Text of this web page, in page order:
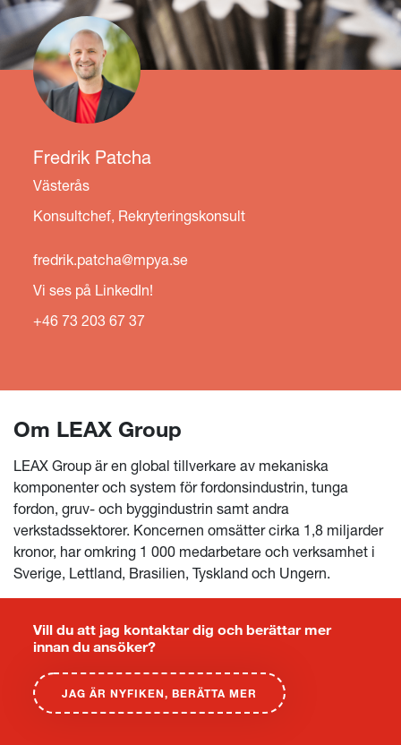
Fredrik Patcha
Västerås
Konsultchef, Rekryteringskonsult
fredrik.patcha@mpya.se
Vi ses på LinkedIn!
+46 73 203 67 37
Om LEAX Group
LEAX Group är en global tillverkare av mekaniska
komponenter och system för fordonsindustrin, tunga
fordon, gruv- och byggindustrin samt andra
verkstadssektorer. Koncernen omsätter cirka 1,8 miljarder
kronor, har omkring 1 000 medarbetare och verksamhet i
Sverige, Lettland, Brasilien, Tyskland och Ungern.
Vill du att jag kontaktar dig och berättar mer
innan du ansöker?
JAG ÄR NYFIKEN, BERÄTTA MER
LÄS HELA KULTURBOKEN